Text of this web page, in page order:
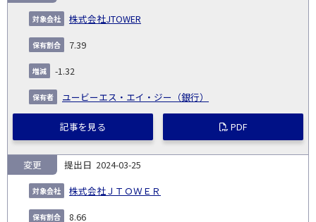
株式会社JTOWER
7.39
-1.32
ユービーエス・エイ・ジー（銀行）
記事を見る PDF
2024-03-25
株式会社ＪＴＯＷＥＲ
変更
8.66